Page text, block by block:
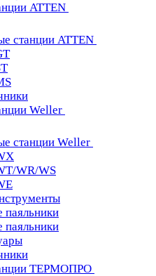
ATTEN
станции ATTEN
Weller
станции Weller
WR/WS
паяльники
паяльники
ТЕРМОПРО